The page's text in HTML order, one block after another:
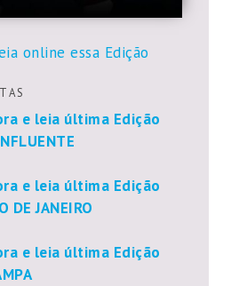
online essa Edição
A S
e leia última Edição
e leia última Edição
DE JANEIRO
e leia última Edição